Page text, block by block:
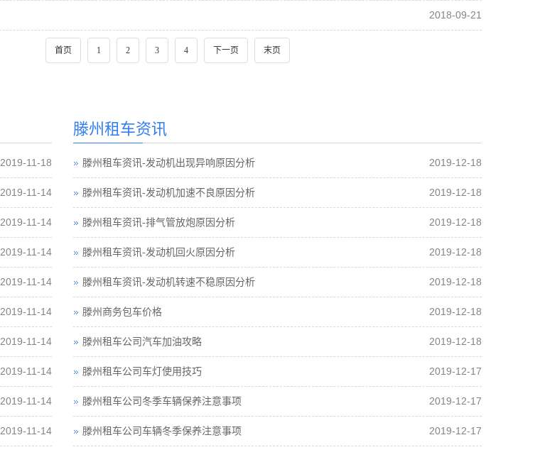
2018-09-21
首页 1 2 3 4 下一页 末页
2019-11-18
2019-11-14
2019-11-14
2019-11-14
2019-11-14
2019-11-14
2019-11-14
2019-11-14
2019-11-14
2019-11-14
滕州租车资讯
2019-12-18
滕州租车资讯-发动机出现异响原因分析
2019-12-18
滕州租车资讯-发动机加速不良原因分析
2019-12-18
滕州租车资讯-排气管放炮原因分析
2019-12-18
滕州租车资讯-发动机回火原因分析
2019-12-18
滕州租车资讯-发动机转速不稳原因分析
2019-12-18
滕州商务包车价格
2019-12-18
滕州租车公司汽车加油攻略
2019-12-17
滕州租车公司车灯使用技巧
2019-12-17
滕州租车公司冬季车辆保养注意事项
2019-12-17
滕州租车公司车辆冬季保养注意事项